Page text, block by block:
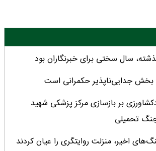
سال سختی برای خبرنگاران بود
بخش جدایی‌ناپذیر حکمرانی است
بر بازسازی مرکز پزشکی شهید
تحمیلی
اخیر، منزلت روایتگری را عیان کردند